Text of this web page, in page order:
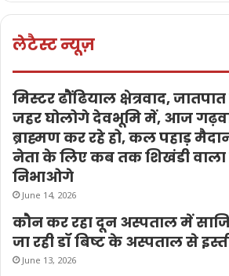
लेटैस्ट न्यूज़
मिस्टर ढौंढियाल क्षेत्रवाद,
जहर घोलोगे देवभूमि में, आज
ब्राह्मण कर रहे हो, कल पहाड़
नेता के लिए कब तक शिखंडी वाला
निभाओगे
June 14, 2026
कौन कर रहा दून अस्पताल में
जा रही डॉ बिष्ट के अस्पताल से
June 13, 2026